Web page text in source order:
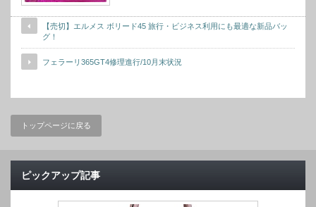
【売切】エルメス ボリード45 旅行・ビジネス利用にも最適な新品バッ
グ！
フェラーリ365GT4修理進行/10月末状況
トップページに戻る
ピックアップ記事